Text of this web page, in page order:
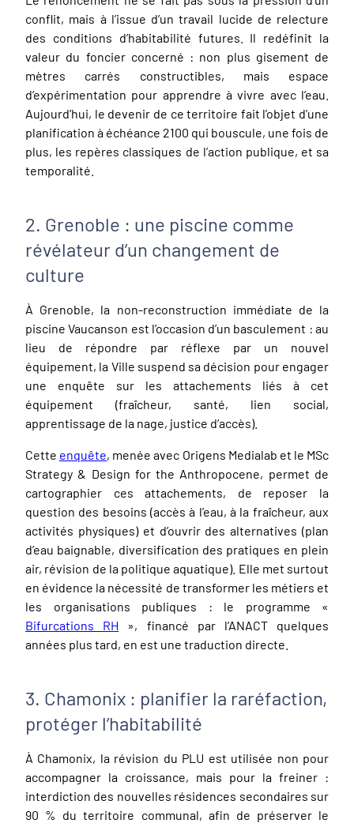
conflit, mais à l’issue d’un travail lucide de relecture
des conditions d’habitabilité futures. Il redéfinit la
valeur du foncier concerné : non plus gisement de
mètres carrés constructibles, mais espace
d’expérimentation pour apprendre à vivre avec l’eau.
Aujourd’hui, le devenir de ce territoire fait l’objet d’une
planification à échéance 2100 qui bouscule, une fois de
plus, les repères classiques de l’action publique, et sa
temporalité.
2. Grenoble : une piscine comme
révélateur d’un changement de
culture
À Grenoble, la non-reconstruction immédiate de la
piscine Vaucanson est l’occasion d’un basculement : au
lieu de répondre par réflexe par un nouvel
équipement, la Ville suspend sa décision pour engager
une enquête sur les attachements liés à cet
équipement (fraîcheur, santé, lien social,
apprentissage de la nage, justice d’accès).
Cette enquête, menée avec Origens Medialab et le MSc
Strategy & Design for the Anthropocene, permet de
cartographier ces attachements, de reposer la
question des besoins (accès à l’eau, à la fraîcheur, aux
activités physiques) et d’ouvrir des alternatives (plan
d’eau baignable, diversification des pratiques en plein
air, révision de la politique aquatique). Elle met surtout
en évidence la nécessité de transformer les métiers et
les organisations publiques : le programme «
Bifurcations RH », financé par l’ANACT quelques
années plus tard, en est une traduction directe.
3. Chamonix : planifier la raréfaction,
protéger l’habitabilité
À Chamonix, la révision du PLU est utilisée non pour
accompagner la croissance, mais pour la freiner :
interdiction des nouvelles résidences secondaires sur
90 % du territoire communal, afin de préserver le